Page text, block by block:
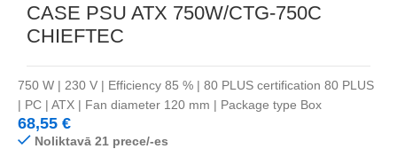
CASE PSU ATX 750W/CTG-750C
CHIEFTEC
750 W | 230 V | Efficiency 85 % | 80 PLUS certification 80 PLUS
| PC | ATX | Fan diameter 120 mm | Package type Box
68,55 €
Noliktavā 21 prece/-es